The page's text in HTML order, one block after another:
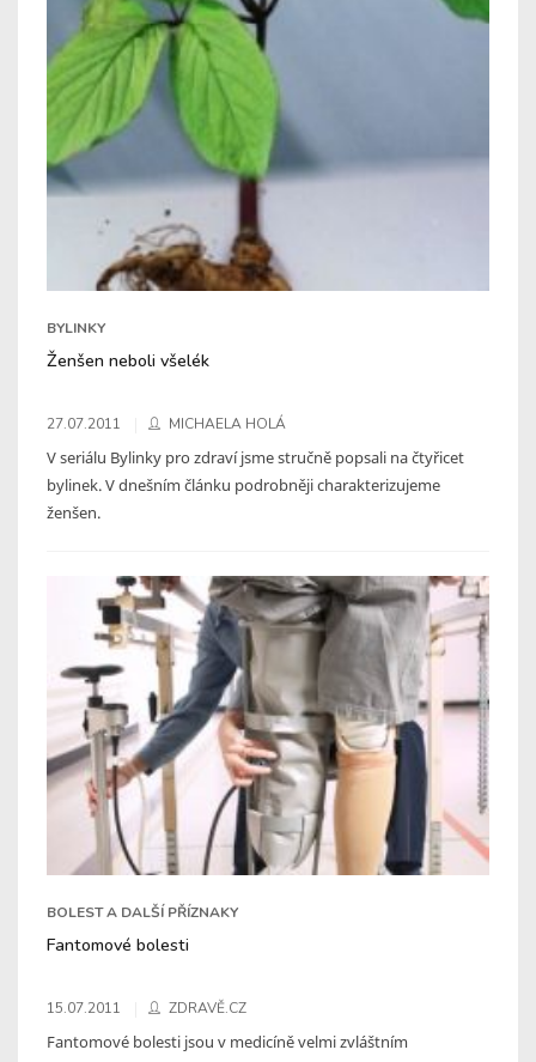
BYLINKY
Ženšen neboli všelék
27.07.2011 MICHAELA HOLÁ
V seriálu Bylinky pro zdraví jsme stručně popsali na čtyřicet
bylinek. V dnešním článku podrobněji charakterizujeme
ženšen.
BOLEST A DALŠÍ PŘÍZNAKY
Fantomové bolesti
15.07.2011 ZDRAVĚ.CZ
Fantomové bolesti jsou v medicíně velmi zvláštním